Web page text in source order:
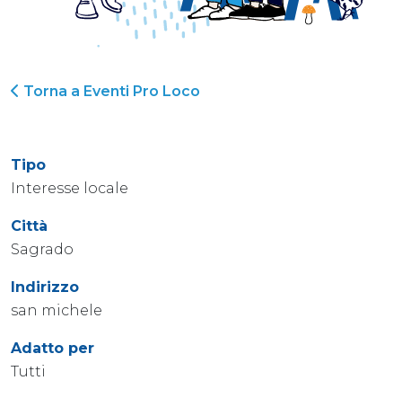
Torna a Eventi Pro Loco
Tipo
Interesse locale
Città
Sagrado
Indirizzo
san michele
Adatto per
Tutti